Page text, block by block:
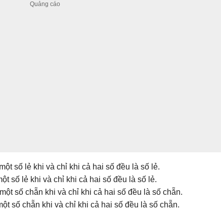
số lẻ khi và chỉ khi cả hai số đều là số lẻ.
số lẻ khi và chỉ khi cả hai số đều là số lẻ.
số chẵn khi và chỉ khi cả hai số đều là số chẵn.
số chẵn khi và chỉ khi cả hai số đều là số chẵn.